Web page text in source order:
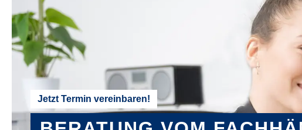
Jetzt Termin vereinbaren!